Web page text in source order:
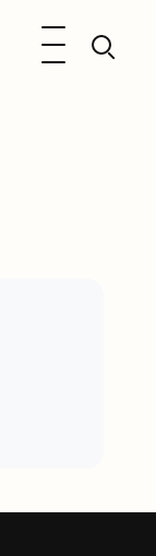
Otwórz menu